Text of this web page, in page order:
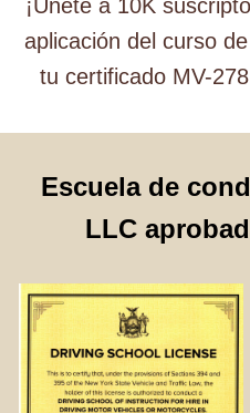
¡Únete a 10K
aplicación del curso
tu certificado MV-
Escuela de
LLC